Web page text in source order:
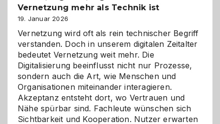
dreifaches
Alaaf!
Vernetzung mehr als Technik ist
19. Januar 2026
Vernetzung wird oft als rein technischer Begriff
verstanden. Doch in unserem digitalen Zeitalter
bedeutet Vernetzung weit mehr. Die
Digitalisierung beeinflusst nicht nur Prozesse,
sondern auch die Art, wie Menschen und
Organisationen miteinander interagieren.
Akzeptanz entsteht dort, wo Vertrauen und
Nähe spürbar sind. Fachleute wünschen sich
Sichtbarkeit und Kooperation. Nutzer erwarten